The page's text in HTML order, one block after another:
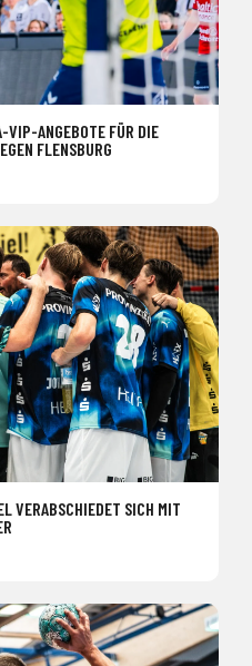
VIP-ANGEBOTE FÜR DIE
FLENSBURG
VERABSCHIEDET SICH MIT